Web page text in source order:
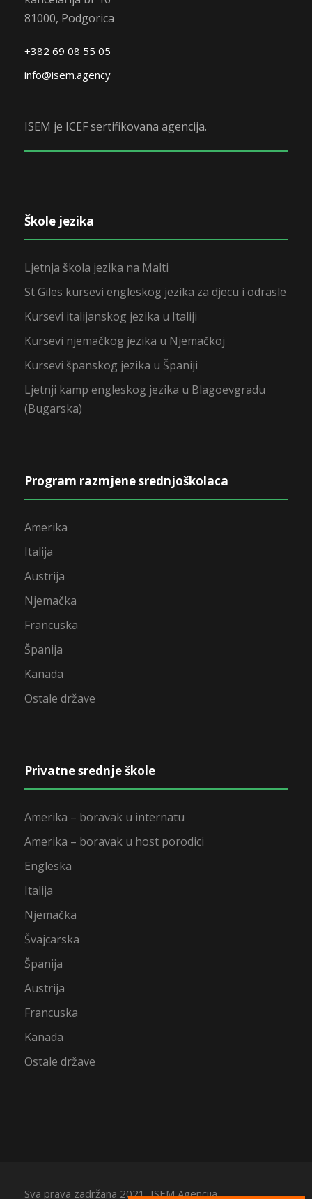
81000, Podgorica
+382 69 08 55 05
info@isem.agency
ISEM je ICEF sertifikovana agencija.
Škole jezika
Ljetnja škola jezika na Malti
St Giles kursevi engleskog jezika za djecu i odrasle
Kursevi italijanskog jezika u Italiji
Kursevi njemačkog jezika u Njemačkoj
Kursevi španskog jezika u Španiji
Ljetnji kamp engleskog jezika u Blagoevgradu
(Bugarska)
Program razmjene srednjoškolaca
Amerika
Italija
Austrija
Njemačka
Francuska
Španija
Kanada
Ostale države
Privatne srednje škole
Amerika – boravak u internatu
Amerika – boravak u host porodici
Engleska
Italija
Njemačka
Švajcarska
Španija
Austrija
Francuska
Kanada
Ostale države
Sva prava zadržana 2021, ISEM Agencija